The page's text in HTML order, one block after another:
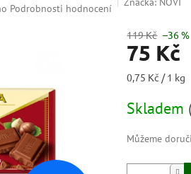
Podrobnosti hodnocení
119 Kč –36 %
75 Kč
Měrná
0,75 Kč / 1 kg
Skladem
Můžeme